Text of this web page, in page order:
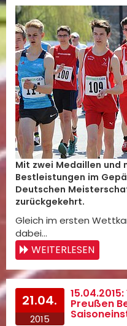
Mit zwei Medaillen und
Bestleistungen im
Deutschen
zurückgekehrt.
Gleich im ersten
dabei…
WEITERLESEN
21.04.
2015
Preußen